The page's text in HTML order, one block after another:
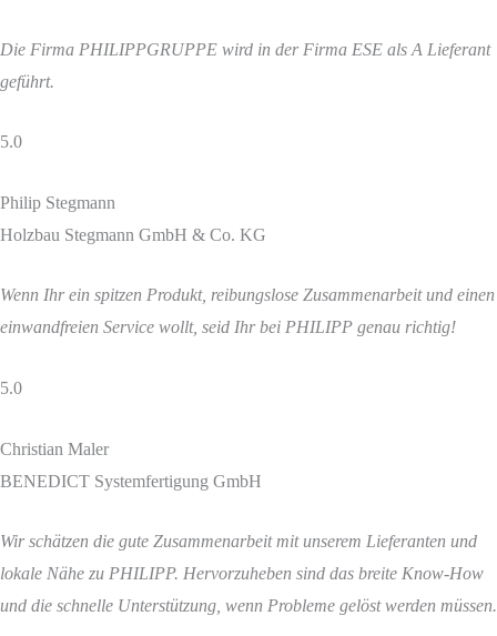
Die Firma PHILIPPGRUPPE wird in der Firma ESE als A Lieferant
geführt.
5.0
Philip Stegmann
Holzbau Stegmann GmbH & Co. KG
Wenn Ihr ein spitzen Produkt, reibungslose Zusammenarbeit und einen
einwandfreien Service wollt, seid Ihr bei PHILIPP genau richtig!
5.0
Christian Maler
BENEDICT Systemfertigung GmbH
Wir schätzen die gute Zusammenarbeit mit unserem Lieferanten und
lokale Nähe zu PHILIPP. Hervorzuheben sind das breite Know-How
und die schnelle Unterstützung, wenn Probleme gelöst werden müssen.